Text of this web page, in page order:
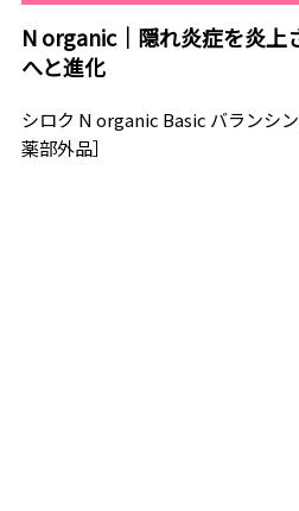
N organic｜隠れ炎症を炎上
へと進化
シロク N organic Basic バランシ
薬部外品］